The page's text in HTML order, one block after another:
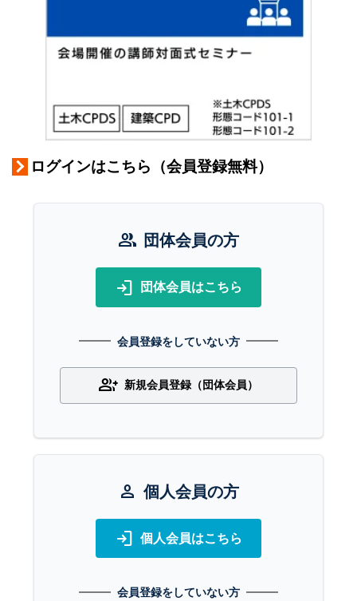
ログインはこちら（会員登録無料）
group 団体会員の方
login 団体会員はこちら
会員登録をしていない方
group_add 新規会員登録（団体会員）
person 個人会員の方
login 個人会員はこちら
会員登録をしていない方